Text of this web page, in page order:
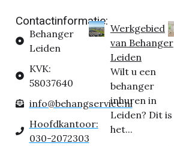
Contactinformatie:
Behanger
Leiden
KVK:
58037640
info@behangservice.nl
Hoofdkantoor:
030-2072303
Werkgebied
van Behanger
Leiden
Wilt u een
behanger
inhuren in
Leiden? Dit is
het...